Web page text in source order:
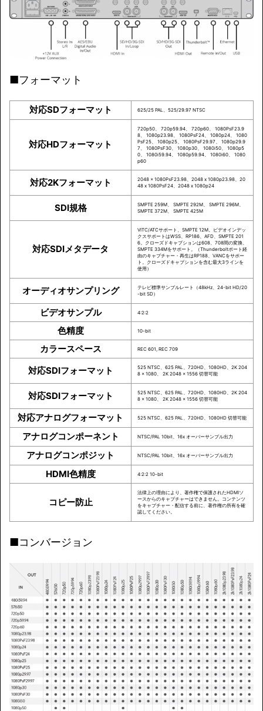
■フォーマット
対応SDフォーマット 625/25 PAL、525/29.97 NTSC
対応HDフォーマット
720p50、 720p59.94、 720p60、 1080PsF23.9
8、 1080p23.98、 1080PsF24、 1080p24、 1080
PsF25、 1080p25、 1080PsF29.97、 1080p29.9
7、 1080PsF30、 1080p30、 1080i50、 1080p5
0、 1080i59.94、 1080p59.94、 1080i60、 1080
p60
対応2Kフォーマット
2048 x 1080PsF23.98、2048 x 1080p23.98、20
48 x 1080PsF24、2048 x 1080p24
SDI規格
SMPTE 259M、 SMPTE 292M、 SMPTE 296M、
SMPTE 372M、 SMPTE 425M
対応SDIメタデータ
VITC/ATCサポート、SMPTE 12M。ビデオインデッ
クスサポートはWSS、RP186、AFD、SMPTE 201
6。クローズドキャプションは608、708間の変換、
SMPTE 334Mをサポート。（Thunderboltポート経
由のキャプチャー・再生はRP188、VANCをサポー
ト。クローズドキャプションを含む最大3ラインを
使用）
オーディオサンプリング
テレビ標準サンプルレート（48kHz、24-bit HD/20
-bit SD）
ビデオサンプル 4:2:2
色精度 10-bit
カラースペース REC 601, REC 709
対応SDIフォーマット
525 NTSC、625 PAL、720HD、1080HD、2K 204
8 x 1080、 2K 2048 x 1556 切替可能
対応SDIフォーマット
525 NTSC、625 PAL、720HD、1080HD、2K 204
8 x 1080、 2K 2048 x 1556 切替可能
対応アナログフォーマット 525 NTSC、625 PAL、720HD、1080HD 切替可能
アナログコンポーネント NTSC/PAL 10bit、16x オーバーサンプル出力
アナログコンポジット NTSC/PAL 10bit、16x オーバーサンプル出力
HDMI色精度 4:2:2 10-bit
コピー防止
法律上の理由により、著作権で保護されたHDMIソ
ースからのキャプチャーはできません。コンテンツ
をキャプチャー・配信する前に、著作権の所有を確
認してください。
■コンバージョン